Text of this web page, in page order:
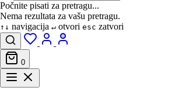
Počnite pisati za pretragu...
Nema rezultata za vašu pretragu.
↑↓ navigacija ↵ otvori esc zatvori
0